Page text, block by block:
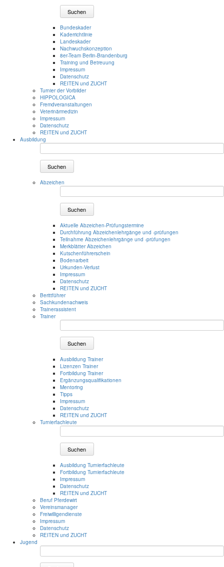
Suchen
Bundeskader
Kaderrichtlinie
Landeskader
Nachwuchskonzeption
8er-Team Berlin-Brandenburg
Training und Betreuung
Impressum
Datenschutz
REITEN und ZUCHT
Turnier der Vorbilder
HIPPOLOGICA
Fremdveranstaltungen
Veterinärmedizin
Impressum
Datenschutz
REITEN und ZUCHT
Ausbildung
Suchen
Abzeichen
Suchen
Aktuelle Abzeichen-Prüfungstermine
Durchführung Abzeichenlehrgänge und -prüfungen
Teilnahme Abzeichenlehrgänge und -prüfungen
Merkblätter Abzeichen
Kutschenführerschein
Bodenarbeit
Urkunden-Verlust
Impressum
Datenschutz
REITEN und ZUCHT
Berittführer
Sachkundenachweis
Trainerassistent
Trainer
Suchen
Ausbildung Trainer
Lizenzen Trainer
Fortbildung Trainer
Ergänzungsqualifikationen
Mentoring
Tipps
Impressum
Datenschutz
REITEN und ZUCHT
Turnierfachleute
Suchen
Ausbildung Turnierfachleute
Fortbildung Turnierfachleute
Impressum
Datenschutz
REITEN und ZUCHT
Beruf Pferdewirt
Vereinsmanager
Freiwilligendienste
Impressum
Datenschutz
REITEN und ZUCHT
Jugend